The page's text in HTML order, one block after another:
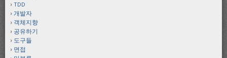
TDD
개발자
객체지향
공유하기
도구들
면접